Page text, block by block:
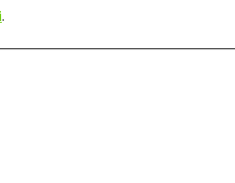
.